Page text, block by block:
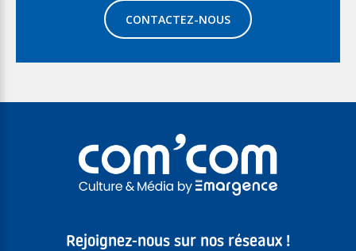
CONTACTEZ-NOUS
Rejoignez-nous sur nos réseaux !